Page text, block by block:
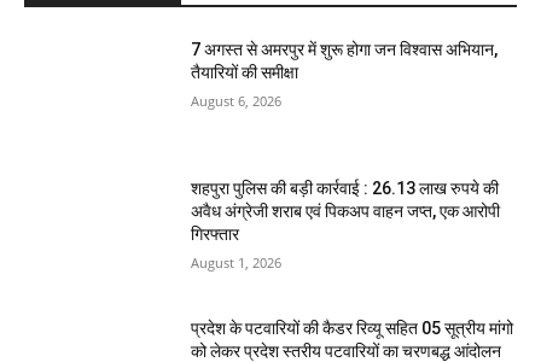
7 अगस्त से अमरपुर में शुरू होगा जन विश्वास अभियान,
तैयारियों की समीक्षा
August 6, 2026
शहपुरा पुलिस की बड़ी कार्रवाई : 26.13 लाख रुपये की
अवैध अंग्रेजी शराब एवं पिकअप वाहन जप्त, एक आरोपी
गिरफ्तार
August 1, 2026
प्रदेश के पटवारियों की कैडर रिव्यू सहित 05 सूत्रीय मांगो
को लेकर प्रदेश स्तरीय पटवारियों का चरणबद्ध आंदोलन